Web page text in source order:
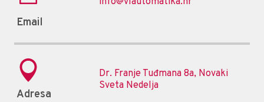
Email
Adresa
Dr. Franje Tuđmana 8a, Novaki
Sveta Nedelja